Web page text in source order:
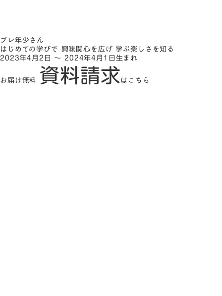
プレ年少さん
はじめての学びで 興味関心を広げ 学ぶ楽しさを知る
2023年4月2日 ～ 2024年4月1日生まれ
お届け無料 資料請求はこちら